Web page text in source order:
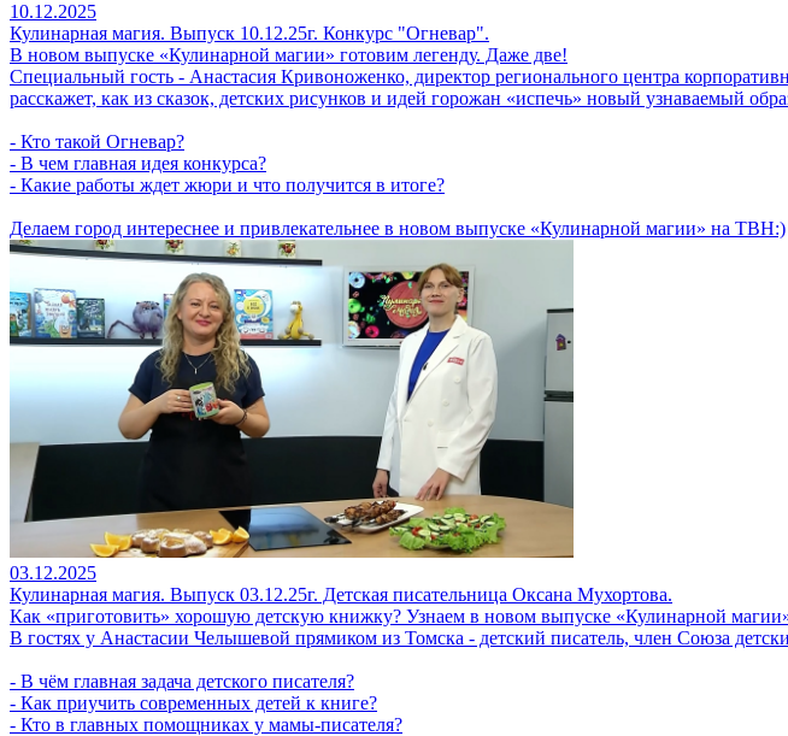
10.12.2025
Кулинарная магия. Выпуск 10.12.25г. Конкурс "Огневар".
В новом выпуске «Кулинарной магии» готовим легенду. Даже две!
Специальный гость - Анастасия Кривоноженко, директор регионального центра
расскажет, как из сказок, детских рисунков и идей горожан «испечь» новый узнаваемый
- Кто такой Огневар?
- В чем главная идея конкурса?
- Какие работы ждет жюри и что получится в итоге?
Делаем город интереснее и привлекательнее в новом выпуске «Кулинарной магии» на ТВН:)
03.12.2025
Кулинарная магия. Выпуск 03.12.25г. Детская писательница Оксана Мухортова.
Как «приготовить» хорошую детскую книжку? Узнаем в новом выпуске «Кулинарной
В гостях у Анастасии Челышевой прямиком из Томска - детский писатель, член Союза
- В чём главная задача детского писателя?
- Как приучить современных детей к книге?
- Кто в главных помощниках у мамы-писателя?